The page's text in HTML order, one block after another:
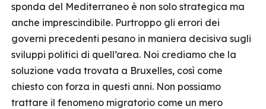
sponda del Mediterraneo è non solo strategica ma
anche imprescindibile. Purtroppo gli errori dei
governi precedenti pesano in maniera decisiva sugli
sviluppi politici di quell’area. Noi crediamo che la
soluzione vada trovata a Bruxelles, così come
chiesto con forza in questi anni. Non possiamo
trattare il fenomeno migratorio come un mero